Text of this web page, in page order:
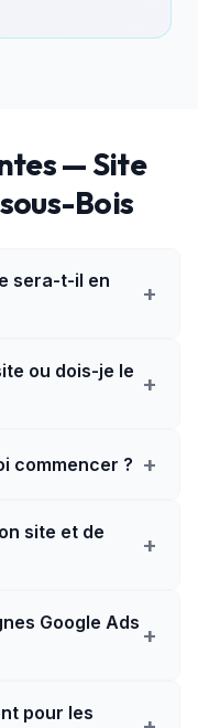
— Site
Bois
sera-t-il en
+
ou dois-je le +
commencer ? +
site et de
+
Google Ads +
pour les